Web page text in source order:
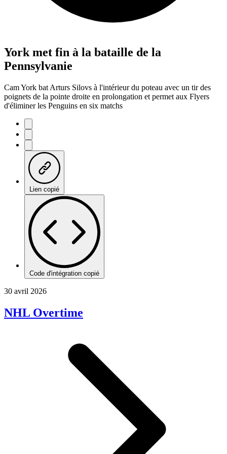
York met fin à la bataille de la
Pennsylvanie
Cam York bat Arturs Silovs à l'intérieur du poteau avec un tir des
poignets de la pointe droite en prolongation et permet aux Flyers
d'éliminer les Penguins en six matchs
Lien copié
Code d'intégration copié
30 avril 2026
NHL Overtime